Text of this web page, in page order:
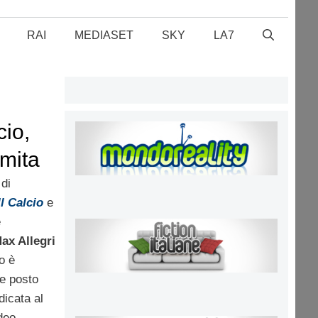
RAI MEDIASET SKY LA7
Calcioe
Allegri
è
posto
al